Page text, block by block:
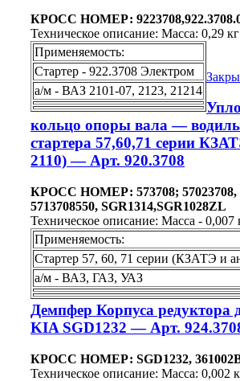
КРОСС НОМЕР:
Техническое описание: Масса: 0,29 кг
Применяемость:
Стартер - 922.3708 Электром
а/м - ВАЗ 2101-07, 2123, 21214
кольцо опоры вала —
стартера 57,60,71 серии
2110) — Арт. 920.3708
КРОСС НОМЕР: 573708; 57023708,
5713708550, SGR1314,SGR1028ZL
Техническое описание: Масса - 0,007
Применяемость:
Стартер 57, 60, 71 серии (КЗАТЭ и
а/м - ВАЗ, ГАЗ, УАЗ
Демпфер Корпуса редуктора
KIA SGD1232 — Арт.
КРОСС НОМЕР: SGD1232,
Техническое описание: Масса: 0,002